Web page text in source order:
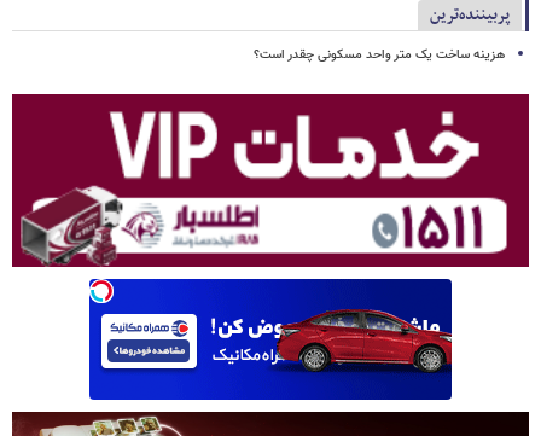
پربیننده‌ترین
هزینه ساخت یک متر واحد مسکونی چقدر است؟